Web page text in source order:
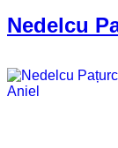
Nedelcu